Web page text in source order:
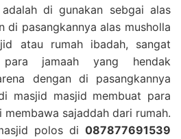
di gunakan sebgai alas
di pasangkannya alas musholla
atau rumah ibadah, sangat
para jamaah yang hendak
dengan di pasangkannya
masjid masjid membuat para
sajaddah dari rumah.
polos di 087877691539